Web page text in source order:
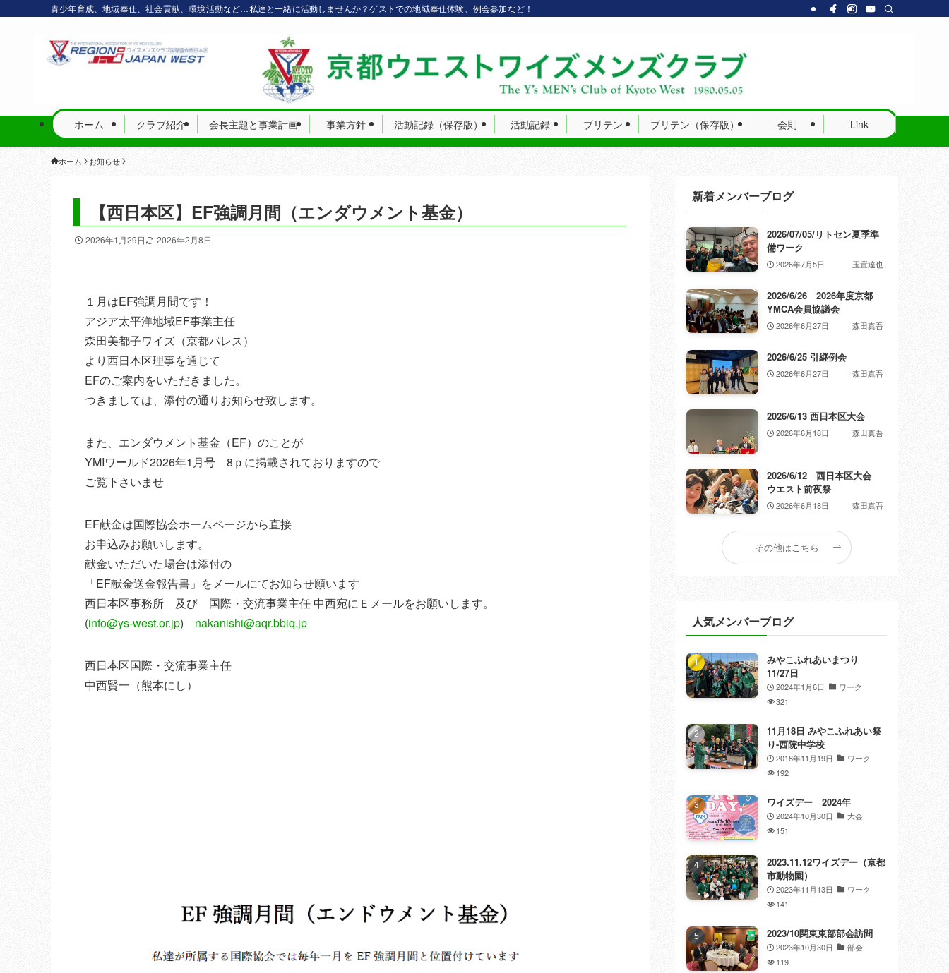
青少年育成、地域奉仕、社会貢献、環境活動など…私達と一緒に活動しませんか？ゲストでの地域奉仕体験、例会参加など！
ホーム クラブ紹介 会長主題と事業計画 事業方針 活動記録（保存版） 活動記録 ブリテン ブリテン（保存版） 会則 Link
ホーム お知らせ
【西日本区】EF強調月間（エンダウメント基金）
2026年1月29日 2026年2月8日
１月はEF強調月間です！
アジア太平洋地域EF事業主任
森田美都子ワイズ（京都パレス）
より西日本区理事を通じて
EFのご案内をいただきました。
つきましては、添付の通りお知らせ致します。
また、エンダウメント基金（EF）のことが
YMIワールド2026年1月号 8ｐに掲載されておりますので
ご覧下さいませ
EF献金は国際協会ホームページから直接
お申込みお願いします。
献金いただいた場合は添付の
「EF献金送金報告書」をメールにてお知らせ願います
西日本区事務所 及び 国際・交流事業主任 中西宛にＥメールをお願いします。
(info@ys-west.or.jp) nakanishi@aqr.bbiq.jp
西日本区国際・交流事業主任
中西賢一（熊本にし）
新着メンバーブログ
2026/07/05/リトセン夏季準
備ワーク
2026年7月5日 玉置達也
2026/6/26 2026年度京都
YMCA会員協議会
2026年6月27日 森田真吾
2026/6/25 引継例会
2026年6月27日 森田真吾
2026/6/13 西日本区大会
2026年6月18日 森田真吾
2026/6/12 西日本区大会
ウエスト前夜祭
2026年6月18日 森田真吾
その他はこちら
人気メンバーブログ
みやこふれあいまつり
11/27日
2024年1月6日
ワーク
321
11月18日 みやこふれあい祭
り-西院中学校
2018年11月19日
ワーク
192
ワイズデー 2024年
2024年10月30日
大会
151
2023.11.12ワイズデー（京都
市動物園）
2023年11月13日
ワーク
141
2023/10関東東部部会訪問
2023年10月30日
部会
119